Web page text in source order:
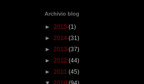
Archivio blog
► 2015 (1)
► 2014 (31)
► 2013 (37)
► 2012 (44)
► 2011 (45)